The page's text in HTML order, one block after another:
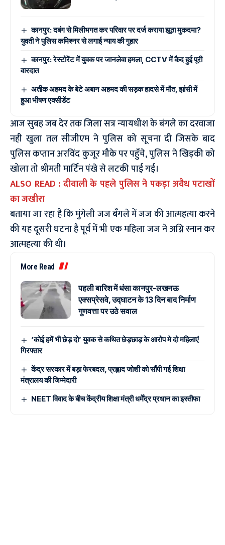
कानपुर: दबंग से मिलीभगत कर परिवार पर दर्ज कराया झूठा मुकदमा?
युवती ने पुलिस कमिश्नर से लगाई न्याय की गुहार
कानपुर: रेस्टोरेंट में युवक पर जानलेवा हमला, CCTV में कैद हुई पूरी
वारदात
अतीक अहमद के बेटे अबान अहमद की सड़क हादसे में मौत, झांसी में
हुआ भीषण एक्सीडेंट
आज सुबह जब देर तक जिला सत्र न्यायधीश के बंगले का दरवाजा
नही खुला तल सीजीएम ने पुलिस को सूचना दी जिसके बाद
पुलिस कप्तान अरविंद कुजूर मौके पर पहुँचे, पुलिस ने खिड़की को
खोला तो श्रीमती मार्टिन पंखे से लटकी पाई गई।
ALSO READ : दीवाली के पहले पुलिस ने पकड़ा अवैध पटाखों
का जखीरा
बताया जा रहा है कि मुंगेली जज बँगले में जज की आत्महत्या करने
की यह दूसरी घटना है पूर्व में भी एक महिला जज ने अग्नि स्नान कर
आत्महत्या की थी।
More Read
पहली बारिश में धंसा कानपुर-लखनऊ
एक्सप्रेसवे, उद्घाटन के 13 दिन बाद निर्माण
गुणवत्ता पर उठे सवाल
‘कोई हमें भी छेड़ दो’ युवक से कथित छेड़छाड़ के आरोप मे दो महिलाएं
गिरफ्तार
केंद्र सरकार में बड़ा फेरबदल, प्रह्लाद जोशी को सौंपी गई शिक्षा
मंत्रालय की जिम्मेदारी
NEET विवाद के बीच केंद्रीय शिक्षा मंत्री धर्मेंद्र प्रधान का इस्तीफा